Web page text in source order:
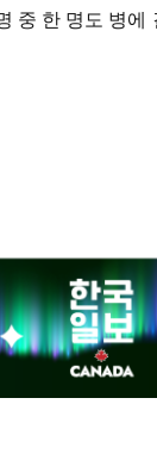
중 한 명도 병에